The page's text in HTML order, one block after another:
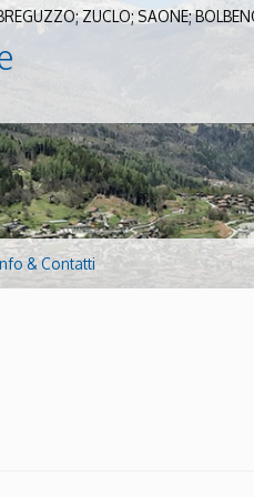
ZUCLO; SAONE;
& Contatti